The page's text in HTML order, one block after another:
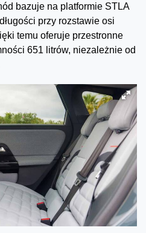
bazuje na platformie STLA
przy rozstawie osi
temu oferuje przestronne
651 litrów, niezależnie od